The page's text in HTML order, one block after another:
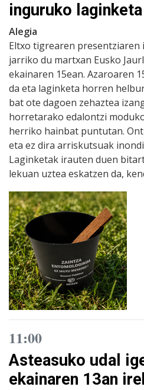
inguruko laginketa
Alegia
Eltxo tigrearen
jarriko du martxan Eusko
ekainaren 15ean. Azaroaren
da eta laginketa horren
bat ote dagoen zehaztea
horretarako edalontzi
herriko hainbat puntutan.
eta ez dira arriskutsuak
Laginketak irauten duen
lekuan uztea eskatzen da,
11:00
Asteasuko udal
ekainaren 13an